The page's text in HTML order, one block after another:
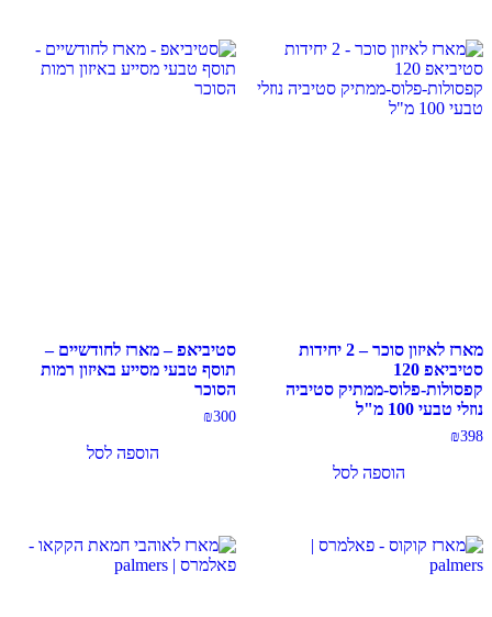
מארז לאיזון סוכר – 2 יחידות
סטיביאפ 120
קפסולות-פלוס-ממתיק סטיביה
נוזלי טבעי 100 מ"ל
₪398
הוספה לסל
סטיביאפ – מארז לחודשיים –
תוסף טבעי מסייע באיזון רמות
הסוכר
₪300
הוספה לסל